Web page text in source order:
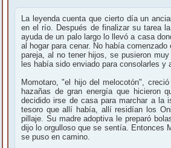
La leyenda cuenta que cierto día un
en el río. Después de finalizar su tarea
ayuda de un palo largo lo llevó a casa
al hogar para cenar. No había
pareja, al no tener hijos, se pusieron
les había sido enviado para consolarles y
Momotaro, "el hijo del melocotón",
hazañas de gran energía que hicieron
decidido irse de casa para marchar a la
tesoro que allí había, allí residían los
pillaje. Su madre adoptiva le preparó
dijo lo orgulloso que se sentía. Entonces
se puso en camino.